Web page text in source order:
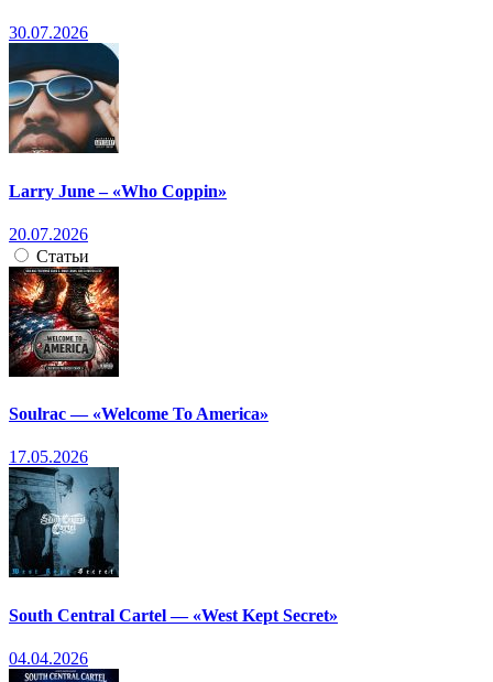
30.07.2026
Larry June – «Who Coppin»
20.07.2026
Статьи
Soulrac — «Welcome To America»
17.05.2026
South Central Cartel — «West Kept Secret»
04.04.2026